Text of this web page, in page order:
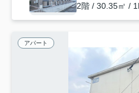
2階 / 30.35㎡ /
アパート